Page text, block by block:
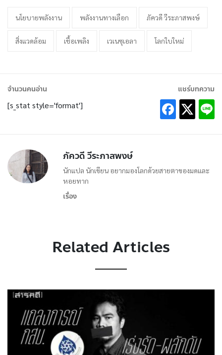
นโยบายพลังงาน พลังงานทางเลือก ภัควดี วีระภาสพงษ์
สิ่งแวดล้อม เชื้อเพลิง เวเนซุเอลา โลกใบใหม่
จำนวนคนอ่าน
[s_stat style='format']
แชร์บทความ
ภัควดี วีระภาสพงษ์
นักแปล นักเขียน อยากมองโลกด้วยสายตาของมดและ
หอยทาก
เรื่อง
Related Articles